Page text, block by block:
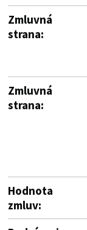
Zmluvná
strana:
Zmluvná
strana:
Hodnota
zmluv: